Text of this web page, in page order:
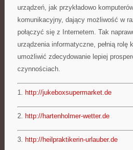
urządzeń, jak przykładowo
komunikacyjny, dający możliwość w
połączyć się z Internetem. Tak
urządzenia informatyczne, pełnią
umożliwić zdecydowanie lepiej
czynnościach.
1. http://jukeboxsupermarket.de
2. http://hartenholmer-wetter.de
3. http://heilpraktikerin-urlauber.de